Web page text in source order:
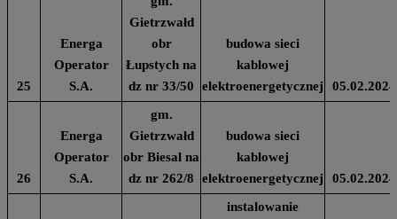
25
Energa
Operator
S.A.
Gietrzwałd
obr
Łupstych na
dz nr 33/50
budowa sieci
kablowej
elektroenergetycznej
05.02.2024
26
Energa
Operator
S.A.
gm.
Gietrzwałd
obr Biesal na
dz nr 262/8
budowa sieci
kablowej
elektroenergetycznej
05.02.2024
instalowanie